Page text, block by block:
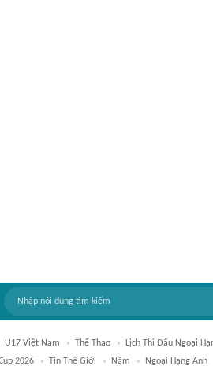
U17 Việt Nam Thể Thao
Lịch Thi Đấu Ngoại
2026 Tin Thế Giới Năm Ngoại Hạng Anh